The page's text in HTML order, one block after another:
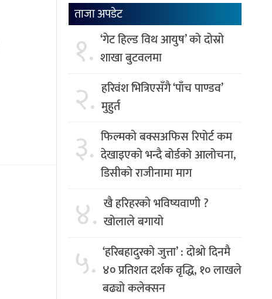
ताजा अपडेट
१. ‘गेट हिल्ड विथ आयुष’ को दोस्रो
शाखा बुटवलमा
२. हरिवंश भित्रिएसँगै ‘पाँच पाण्डव’
मुहुर्त
३. फिल्मकाे बक्सअफिस रिपोर्ट कम
देखाइएकाे भन्दै बोर्डको आलोचना,
डिसीको राजीनामा माग
४. खै हरिहरको भविष्यवाणी ?
खोलाले बगायो
५. ‘हरिबहादुरको जुत्ता’ : दाेश्राे दिनमै
४० प्रतिशत दर्शक वृद्धि, १० लाखले
बढ्याे कलेक्सन